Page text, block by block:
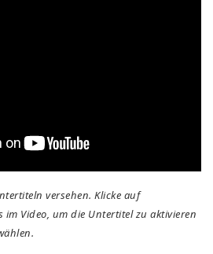
versehen. Klicke auf
Video, um die Untertitel zu aktivieren